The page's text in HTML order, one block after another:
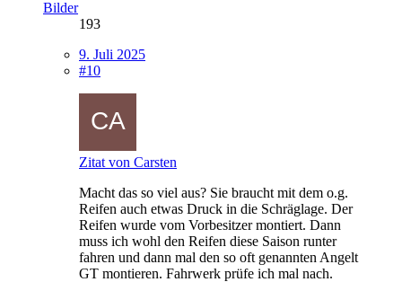
Bilder
193
9. Juli 2025
#10
Zitat von Carsten
Macht das so viel aus? Sie braucht mit dem o.g.
Reifen auch etwas Druck in die Schräglage. Der
Reifen wurde vom Vorbesitzer montiert. Dann
muss ich wohl den Reifen diese Saison runter
fahren und dann mal den so oft genannten Angelt
GT montieren. Fahrwerk prüfe ich mal nach.